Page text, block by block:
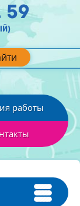
59
работы